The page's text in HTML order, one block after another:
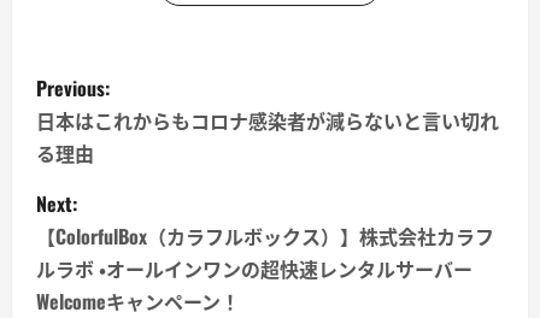
P
o
s
t
n
Previous:
日本はこれからもコロナ感染者が減らないと言い切れ
る理由
Next:
【ColorfulBox（カラフルボックス）】株式会社カラフ
ルラボ ・オールインワンの超快速レンタルサーバー
Welcomeキャンペーン！